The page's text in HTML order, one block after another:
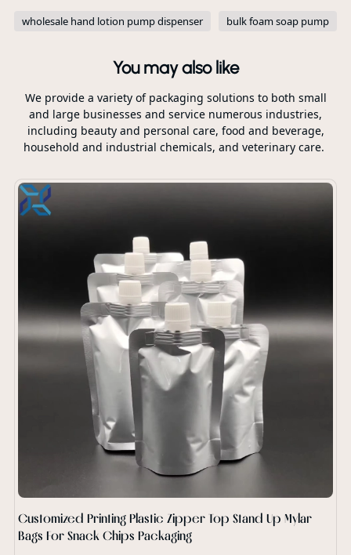
wholesale hand lotion pump dispenser bulk foam soap pump
You may also like
We provide a variety of packaging solutions to both small
and large businesses and service numerous industries,
including beauty and personal care, food and beverage,
household and industrial chemicals, and veterinary care.
Customized Printing Plastic Zipper Top Stand Up Mylar
Bags For Snack Chips Packaging